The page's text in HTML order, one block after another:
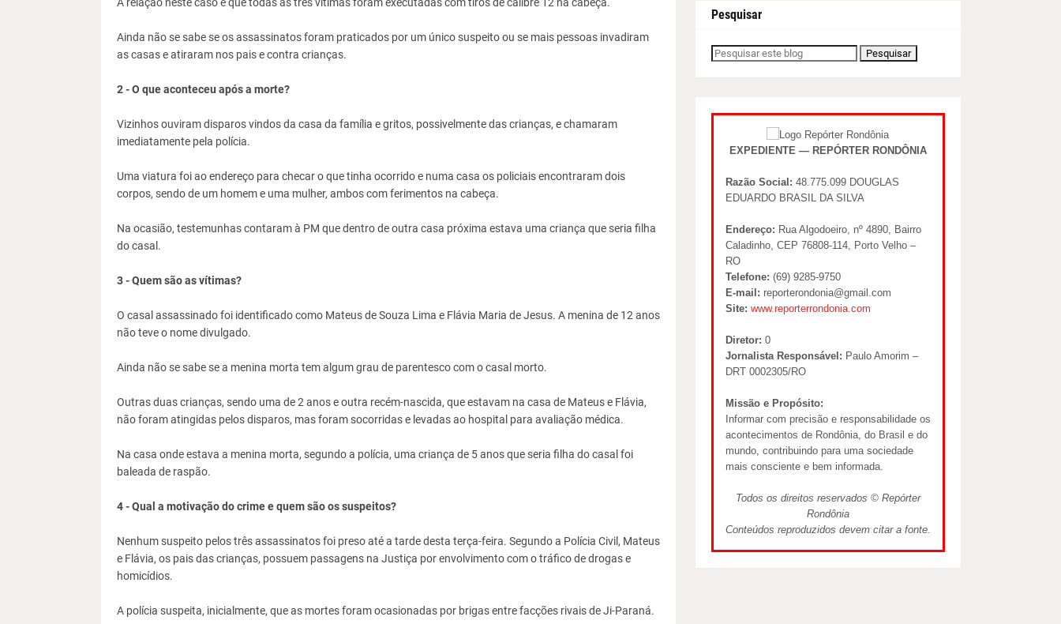
A relação neste caso é que todas as três vítimas foram executadas com tiros de calibre 12 na cabeça.
Ainda não se sabe se os assassinatos foram praticados por um único suspeito ou se mais pessoas invadiram
as casas e atiraram nos pais e contra crianças.
2 - O que aconteceu após a morte?
Vizinhos ouviram disparos vindos da casa da família e gritos, possivelmente das crianças, e chamaram
imediatamente pela polícia.
Uma viatura foi ao endereço para checar o que tinha ocorrido e numa casa os policiais encontraram dois
corpos, sendo de um homem e uma mulher, ambos com ferimentos na cabeça.
Na ocasião, testemunhas contaram à PM que dentro de outra casa próxima estava uma criança que seria filha
do casal.
3 - Quem são as vítimas?
O casal assassinado foi identificado como Mateus de Souza Lima e Flávia Maria de Jesus. A menina de 12 anos
não teve o nome divulgado.
Ainda não se sabe se a menina morta tem algum grau de parentesco com o casal morto.
Outras duas crianças, sendo uma de 2 anos e outra recém-nascida, que estavam na casa de Mateus e Flávia,
não foram atingidas pelos disparos, mas foram socorridas e levadas ao hospital para avaliação médica.
Na casa onde estava a menina morta, segundo a polícia, uma criança de 5 anos que seria filha do casal foi
baleada de raspão.
4 - Qual a motivação do crime e quem são os suspeitos?
Nenhum suspeito pelos três assassinatos foi preso até a tarde desta terça-feira. Segundo a Polícia Civil, Mateus
e Flávia, os pais das crianças, possuem passagens na Justiça por envolvimento com o tráfico de drogas e
homicídios.
A polícia suspeita, inicialmente, que as mortes foram ocasionadas por brigas entre facções rivais de Ji-Paraná.
Pesquisar
EXPEDIENTE — REPÓRTER RONDÔNIA
Razão Social: 48.775.099 DOUGLAS
EDUARDO BRASIL DA SILVA
Endereço: Rua Algodoeiro, nº 4890, Bairro
Caladinho, CEP 76808-114, Porto Velho –
RO
Telefone: (69) 9285-9750
E-mail: reporterondonia@gmail.com
Site: www.reporterrondonia.com
Diretor: 0
Jornalista Responsável: Paulo Amorim –
DRT 0002305/RO
Missão e Propósito:
Informar com precisão e responsabilidade os
acontecimentos de Rondônia, do Brasil e do
mundo, contribuindo para uma sociedade
mais consciente e bem informada.
Todos os direitos reservados © Repórter
Rondônia
Conteúdos reproduzidos devem citar a fonte.